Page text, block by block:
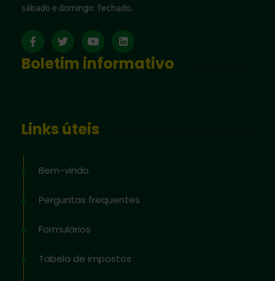
sábado e domingo: fechado.
Boletim informativo
Links úteis
Bem-vindo
Perguntas frequentes
Formulários
Tabela de impostos